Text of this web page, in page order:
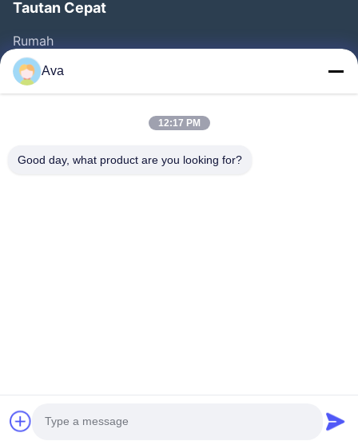
Tautan Cepat
Rumah
Produk
Video
Tur Pabrik
©2013- WUXI SYLAITH SPECIAL STEEL CO.,LTD. Semua hak dilindungi.
Ava
12:17 PM
Good day, what product are you looking for?